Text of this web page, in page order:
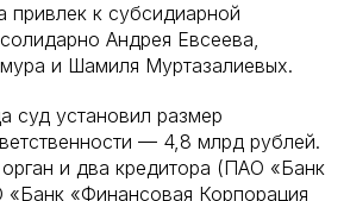
привлек к субсидиарной
Андрея Евсеева,
и Шамиля Муртазалиевых.
суд установил размер
— 4,8 млрд рублей.
и два кредитора (ПАО «Банк
«Финансовая Корпорация